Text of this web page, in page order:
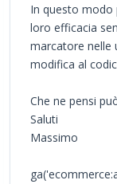
In questo modo
loro efficacia
marcatore nelle
modifica al
Che ne pensi
Saluti
Massimo